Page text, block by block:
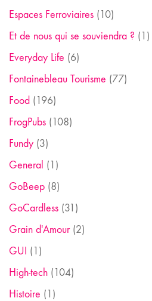
Espaces Ferroviaires (10)
Et de nous qui se souviendra ? (1)
Everyday Life (6)
Fontainebleau Tourisme (77)
Food (196)
FrogPubs (108)
Fundy (3)
General (1)
GoBeep (8)
GoCardless (31)
Grain d'Amour(2)
GUI (1)
High-tech (104)
Histoire (1)